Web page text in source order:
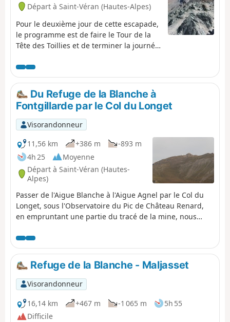
Départ à Saint-Véran (Hautes-Alpes)
Pour le deuxième jour de cette escapade,
le programme est de faire le Tour de la
Tête des Toillies et de terminer la journée
Du Refuge de la Blanche à
Fontgillarde par le Col du Longet
Visorandonneur
11,56 km
+386 m
-893 m
4h 25
Moyenne
Départ à Saint-Véran (Hautes-
Alpes)
Passer de l'Aigue Blanche à l'Aigue Agnel par le Col du
Longet, sous l'Observatoire du Pic de Château Renard,
en empruntant une partie du tracé de la mine, nous
charbon dans la vallée de Saint Véran.
Refuge de la Blanche - Maljasset
Visorandonneur
16,14 km
+467 m -1 065 m
5h 55
Difficile